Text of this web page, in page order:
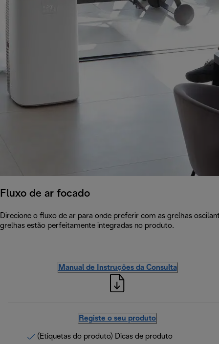
Fluxo de ar focado
Direcione o fluxo de ar para onde preferir com as grelhas
grelhas estão perfeitamente integradas no produto.
Manual de Instruções da Consulta
Registe o seu produto
(Etiquetas do produto) Dicas de produto